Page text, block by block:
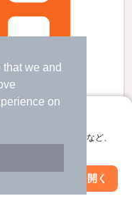
we and
on
部屋探し
索やお気に入り保存など、
アプリを開く
線など）
絞り込み条件を変更